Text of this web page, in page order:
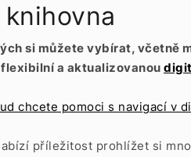
si můžete vybírat, včetně
a aktualizovanou
chcete pomoci s navigací v
příležitost prohlížet si